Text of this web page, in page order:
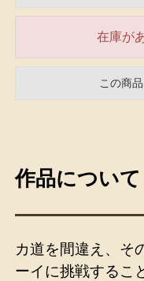
在庫が
この商
作品について
カ道を間違え、そ
ーイに挑戦するこ